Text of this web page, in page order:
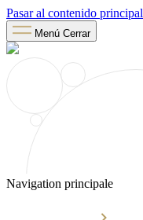
Pasar al contenido principal
Menú Cerrar
Navigation principale